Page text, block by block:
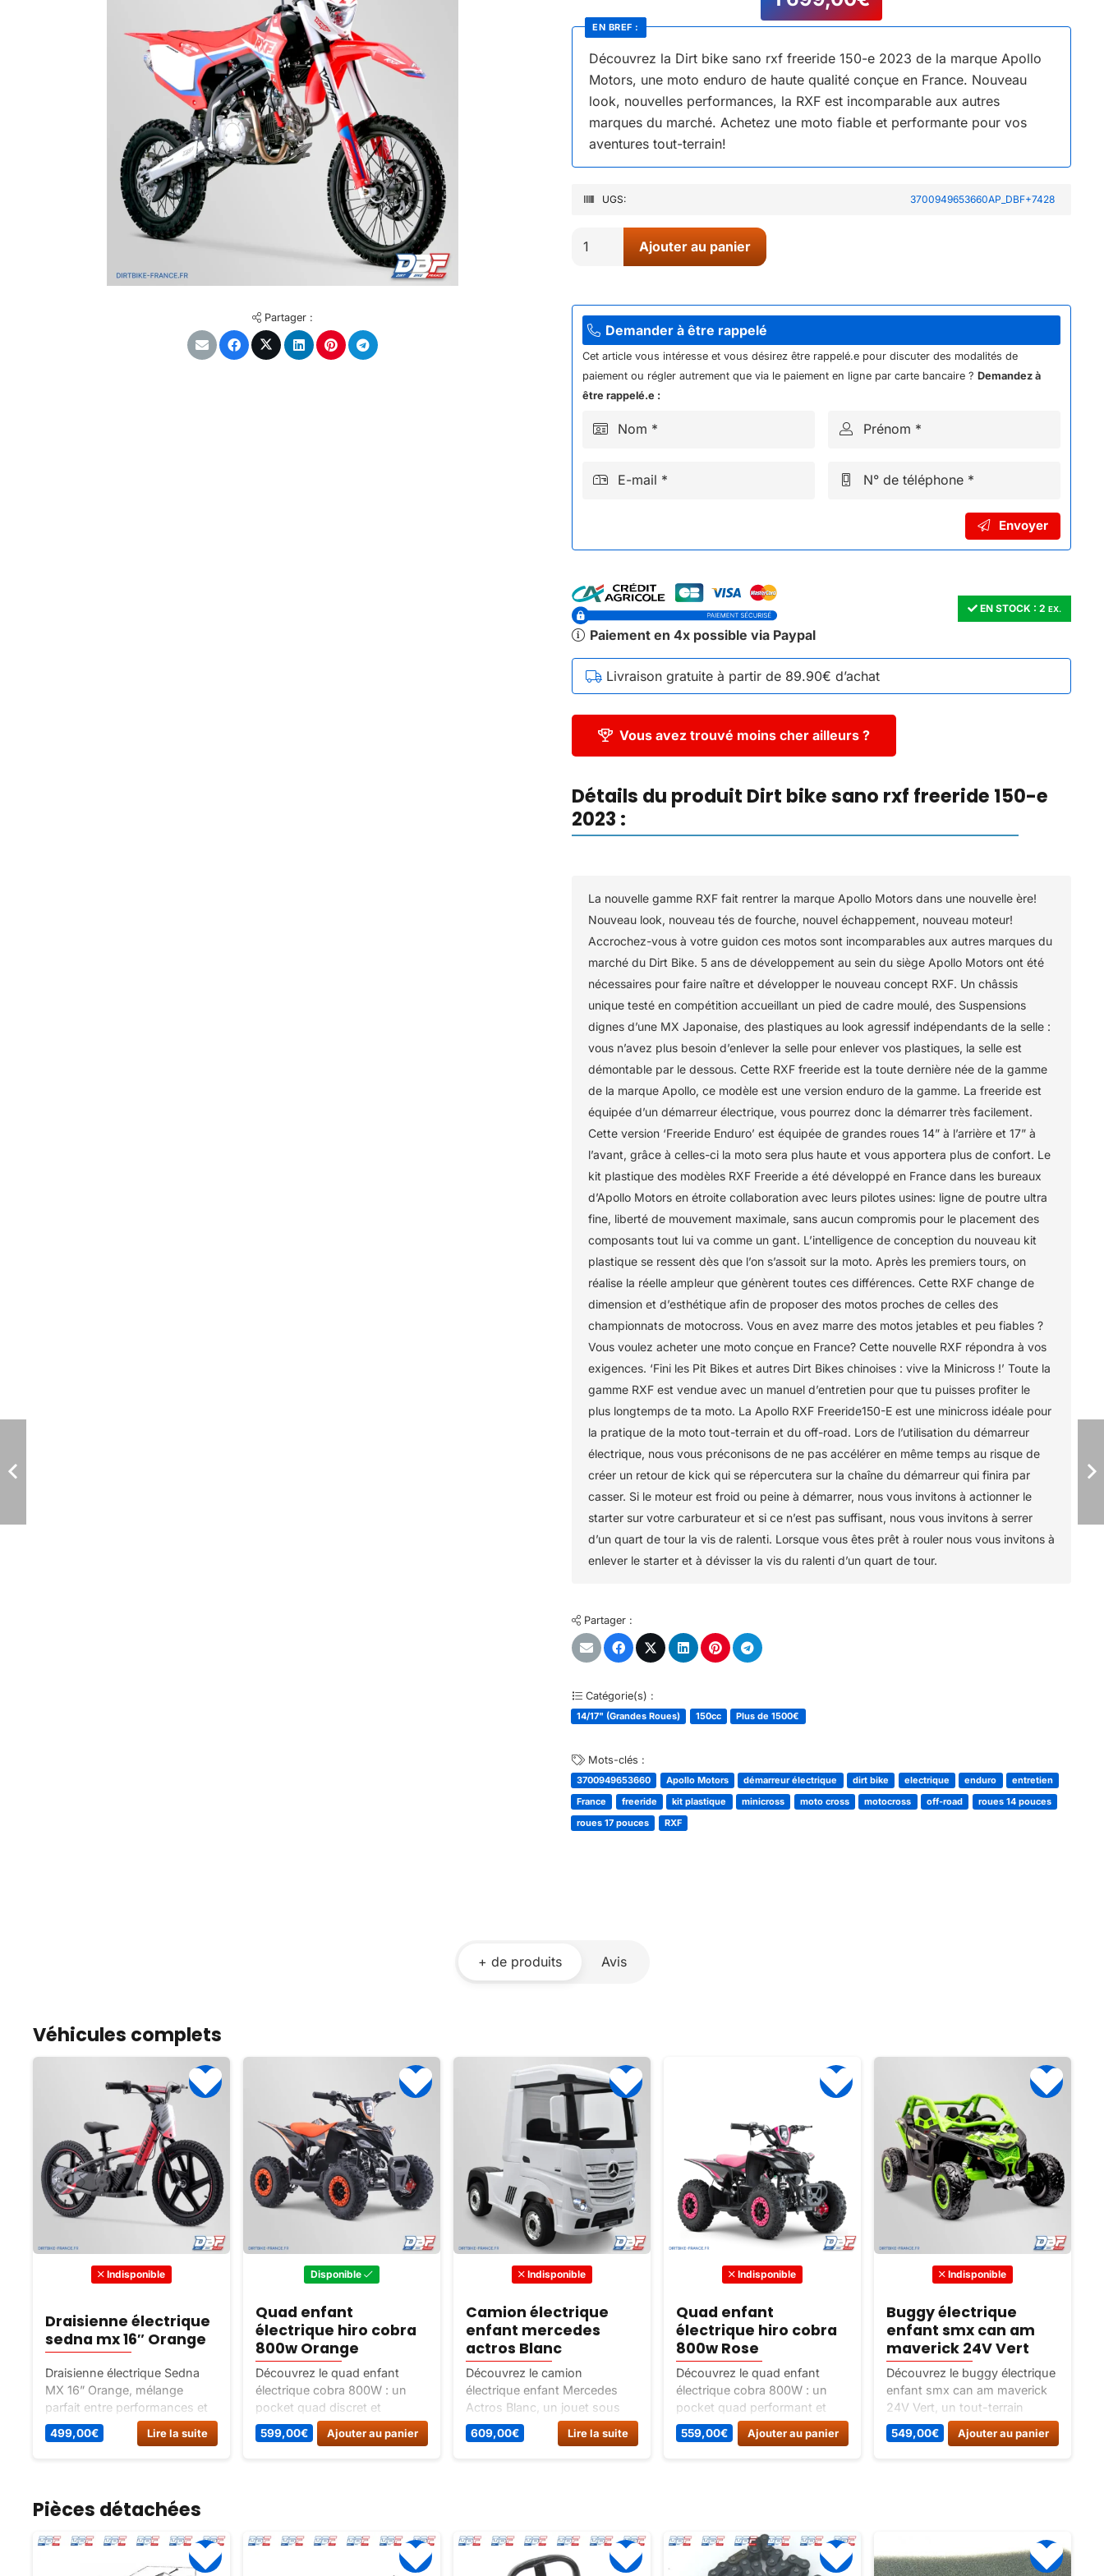
Partager :
Découvrez la Dirt bike sano rxf freeride 150-e 2023 de la marque Apollo
Motors, une moto enduro de haute qualité conçue en France. Nouveau
look, nouvelles performances, la RXF est incomparable aux autres
marques du marché. Achetez une moto fiable et performante pour vos
aventures tout-terrain!
EN BREF :
UGS: 3700949653660AP_DBF+7428
bike
sano
rxf
freeride
150-
2023
Ajouter au panier
Demander à être rappelé
Cet article vous intéresse et vous désirez être rappelé.e pour discuter des modalités de
paiement ou régler autrement que via le paiement en ligne par carte bancaire ? Demandez à
être rappelé.e :
Nom * Prénom *
E-mail * N° de téléphone *
Envoyer
EN STOCK : 2 EX.
Paiement en 4x possible via Paypal
Livraison gratuite à partir de 89.90€ d’achat
Vous avez trouvé moins cher ailleurs ?
Détails du produit Dirt bike sano rxf freeride 150-e
2023 :
La nouvelle gamme RXF fait rentrer la marque Apollo Motors dans une nouvelle ère!
Nouveau look, nouveau tés de fourche, nouvel échappement, nouveau moteur!
Accrochez-vous à votre guidon ces motos sont incomparables aux autres marques du
marché du Dirt Bike. 5 ans de développement au sein du siège Apollo Motors ont été
nécessaires pour faire naître et développer le nouveau concept RXF. Un châssis
unique testé en compétition accueillant un pied de cadre moulé, des Suspensions
dignes d’une MX Japonaise, des plastiques au look agressif indépendants de la selle :
vous n’avez plus besoin d’enlever la selle pour enlever vos plastiques, la selle est
démontable par le dessous. Cette RXF freeride est la toute dernière née de la gamme
de la marque Apollo, ce modèle est une version enduro de la gamme. La freeride est
équipée d’un démarreur électrique, vous pourrez donc la démarrer très facilement.
Cette version ‘Freeride Enduro’ est équipée de grandes roues 14” à l’arrière et 17” à
l’avant, grâce à celles-ci la moto sera plus haute et vous apportera plus de confort. Le
kit plastique des modèles RXF Freeride a été développé en France dans les bureaux
d’Apollo Motors en étroite collaboration avec leurs pilotes usines: ligne de poutre ultra
fine, liberté de mouvement maximale, sans aucun compromis pour le placement des
composants tout lui va comme un gant. L’intelligence de conception du nouveau kit
plastique se ressent dès que l’on s’assoit sur la moto. Après les premiers tours, on
réalise la réelle ampleur que génèrent toutes ces différences. Cette RXF change de
dimension et d’esthétique afin de proposer des motos proches de celles des
championnats de motocross. Vous en avez marre des motos jetables et peu fiables ?
Vous voulez acheter une moto conçue en France? Cette nouvelle RXF répondra à vos
exigences. ‘Fini les Pit Bikes et autres Dirt Bikes chinoises : vive la Minicross !’ Toute la
gamme RXF est vendue avec un manuel d’entretien pour que tu puisses profiter le
plus longtemps de ta moto. La Apollo RXF Freeride150-E est une minicross idéale pour
la pratique de la moto tout-terrain et du off-road. Lors de l’utilisation du démarreur
électrique, nous vous préconisons de ne pas accélérer en même temps au risque de
créer un retour de kick qui se répercutera sur la chaîne du démarreur qui finira par
casser. Si le moteur est froid ou peine à démarrer, nous vous invitons à actionner le
starter sur votre carburateur et si ce n’est pas suffisant, nous vous invitons à serrer
d’un quart de tour la vis de ralenti. Lorsque vous êtes prêt à rouler nous vous invitons à
enlever le starter et à dévisser la vis du ralenti d’un quart de tour.
Partager :
Catégorie(s) :
14/17" (Grandes Roues) 150cc Plus de 1500€
Mots-clés :
3700949653660 Apollo Motors démarreur électrique dirt bike electrique enduro
entretien
France
freeride kit plastique minicross moto cross motocross off-road
roues 14 pouces
roues 17 pouces
RXF
+ de produits Avis
Véhicules complets
Indisponible
Draisienne électrique
sedna mx 16″ Orange
Draisienne électrique Sedna
MX 16” Orange, mélange
parfait entre performances et
design, idéale pour enfants de
5 à 12 ans. Roues de 16”,
recharge 2h30.
499,00€ Lire la suite
Disponible
Quad enfant
électrique hiro cobra
800w Orange
Découvrez le quad enfant
électrique cobra 800W : un
pocket quad discret et
performant, idéal pour les
enfants de 3 à 6 ans. Livré
599,00€ Ajouter au panier
Indisponible
Camion électrique
enfant mercedes
actros Blanc
Découvrez le camion
électrique enfant Mercedes
Actros Blanc, un jouet sous
licence officielle Mercedes
avec batterie puissante,
votre enfant !
609,00€ Lire la suite
Indisponible
Quad enfant
électrique hiro cobra
800w Rose
Découvrez le quad enfant
électrique cobra 800W : un
pocket quad performant et
sécurisé pour les enfants de 3
à 6 ans. Livré avec chargeur,
559,00€ Ajouter au panier
Indisponible
Buggy électrique
enfant smx can am
maverick 24V Vert
Découvrez le buggy électrique
enfant smx can am maverick
24V Vert, un tout-terrain
électrique sous licence Can-
Am pour enfant avec 2
549,00€ Ajouter au panier
Pièces détachées